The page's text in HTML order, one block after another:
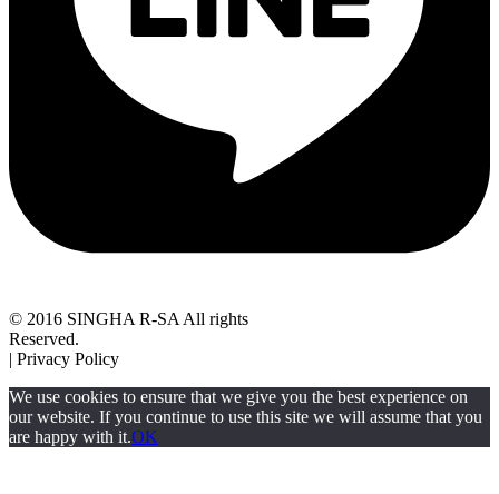
© 2016 SINGHA R-SA All rights
Reserved.
| Privacy Policy
We use cookies to ensure that we give you the best experience on
our website. If you continue to use this site we will assume that you
are happy with it.OK